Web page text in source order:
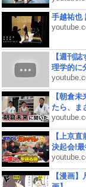
手越祐也
【週刊
理学的に
【朝倉
たら、ま
【上京
決起会!
【漫画